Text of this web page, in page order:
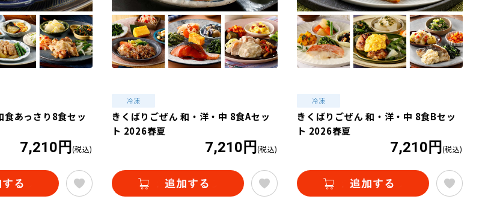
食あっさり8食セッ
7,210円 (税込)
きくばりごぜん 和・洋・中 8食Aセッ
ト 2026春夏
7,210円 (税込)
きくばりごぜん 和・洋・中 8食Bセッ
ト 2026春夏
7,210円 (税込)